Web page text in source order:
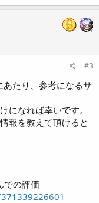
#3
たり、参考になるサ
になれば幸いです。
報を教えて頂けると
での評価